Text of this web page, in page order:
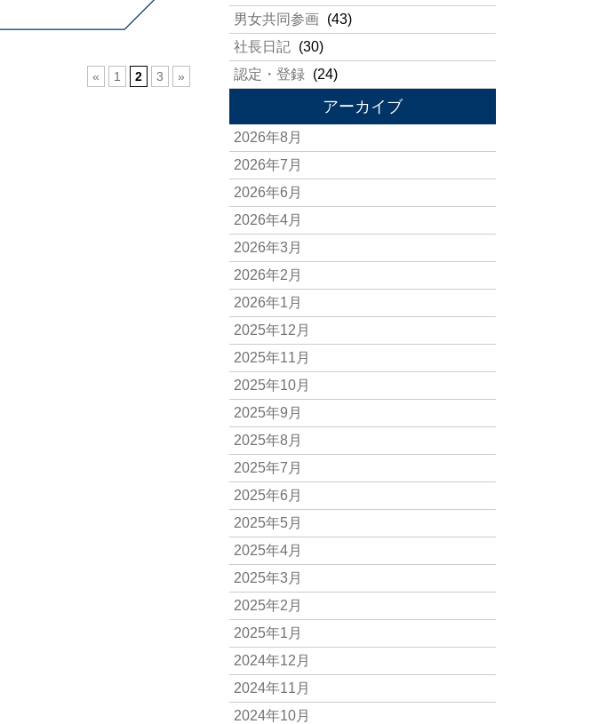
« 1 2 3 »
男女共同参画 (43)
社長日記 (30)
認定・登録 (24)
アーカイブ
2026年8月
2026年7月
2026年6月
2026年4月
2026年3月
2026年2月
2026年1月
2025年12月
2025年11月
2025年10月
2025年9月
2025年8月
2025年7月
2025年6月
2025年5月
2025年4月
2025年3月
2025年2月
2025年1月
2024年12月
2024年11月
2024年10月